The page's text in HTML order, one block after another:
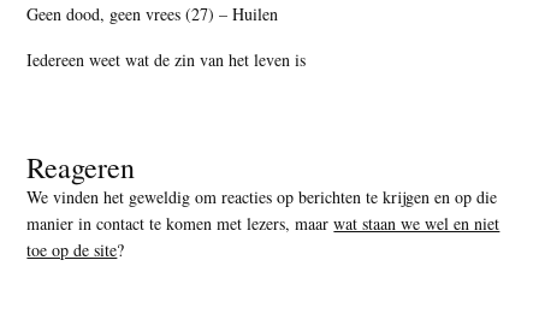
Geen dood, geen vrees (27) – Huilen
Iedereen weet wat de zin van het leven is
Reageren
We vinden het geweldig om reacties op berichten te krijgen en op die
manier in contact te komen met lezers, maarwat staan we wel en niet
toe op de site?